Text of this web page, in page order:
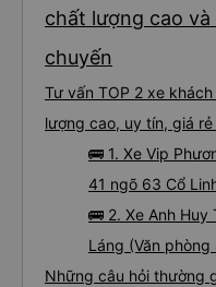
chất lượng cao và
chuyến
Tư vấn TOP 2 xe
lượng cao, uy tín, giá
🚌 1. Xe Vip
41 ngõ 63 Cổ
🚌 2. Xe Anh
Láng (Văn
Những câu hỏi thường